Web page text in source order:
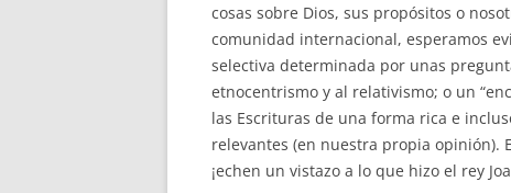
cosas sobre Dios, sus propósitos o
comunidad internacional, esperamos
selectiva determinada por unas
etnocentrismo y al relativismo; o un
las Escrituras de una forma rica e
relevantes (en nuestra propia opinión).
¡echen un vistazo a lo que hizo el rey